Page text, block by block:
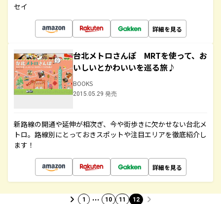
セイ
詳細を見る
台北メトロさんぽ MRTを使って、お
いしいとかわいいを巡る旅♪
BOOKS
2015.05.29 発売
新路線の開通や延伸が相次ぎ、今や街歩きに欠かせない台北メ
トロ。路線別にとっておきスポットや注目エリアを徹底紹介し
ます！
詳細を見る
1 … 10 11 12